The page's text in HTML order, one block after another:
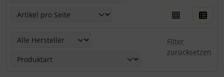
Hier kannst Du die nachfolgenden Artikel nach ihren
Filter
zurücksetzen